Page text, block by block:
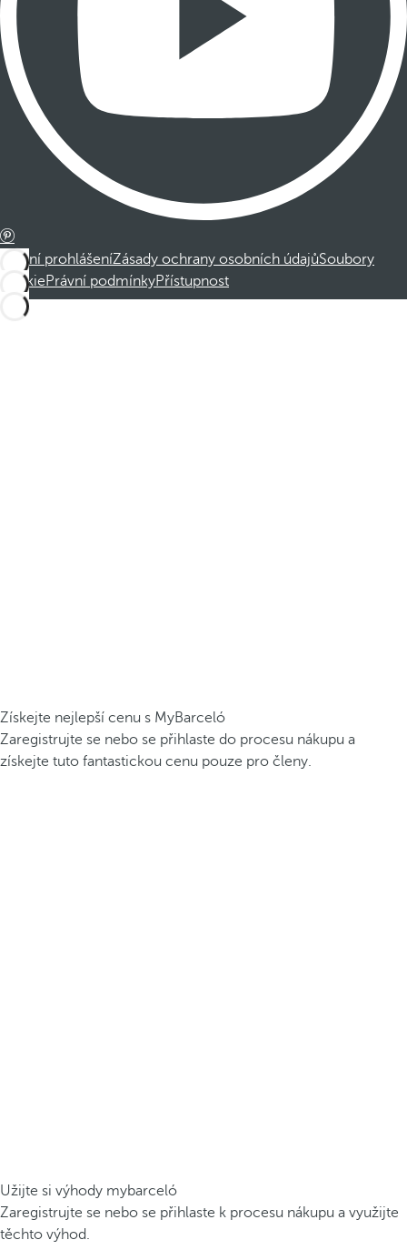
Právní prohlášeníZásady ochrany osobních údajůSoubory
cookiePrávní podmínkyPřístupnost
Získejte nejlepší cenu s MyBarceló
Zaregistrujte se nebo se přihlaste do procesu nákupu a
získejte tuto fantastickou cenu pouze pro členy.
Užijte si výhody mybarceló
Zaregistrujte se nebo se přihlaste k procesu nákupu a využijte
těchto výhod.